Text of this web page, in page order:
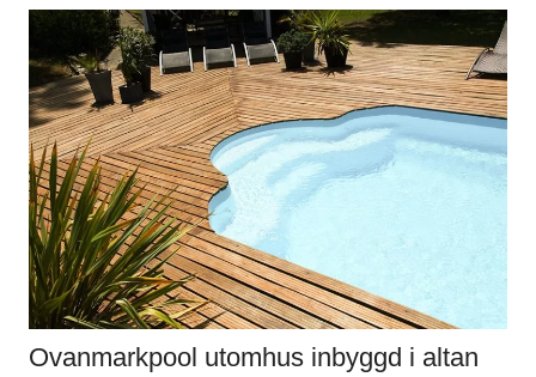
Ovanmarkpool utomhus inbyggd i altan